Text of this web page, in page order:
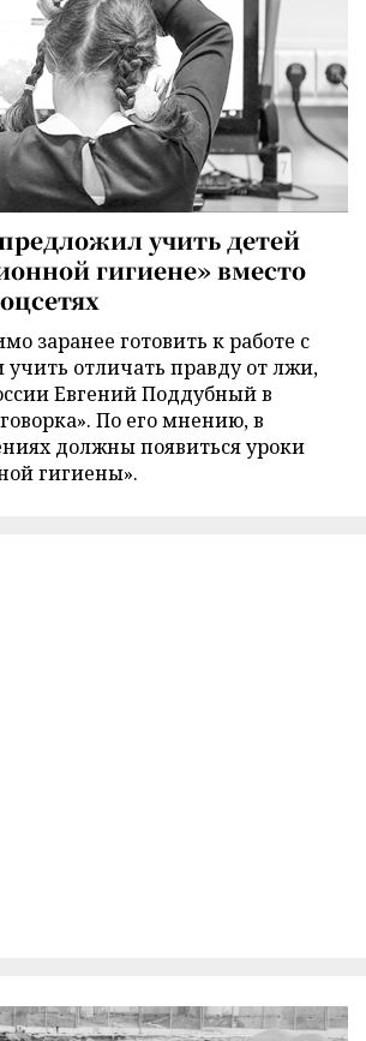
учить детей
гигиене» вместо
заранее готовить к работе с
отличать правду от лжи,
Евгений Поддубный в
По его мнению, в
должны появиться уроки
гигиены».